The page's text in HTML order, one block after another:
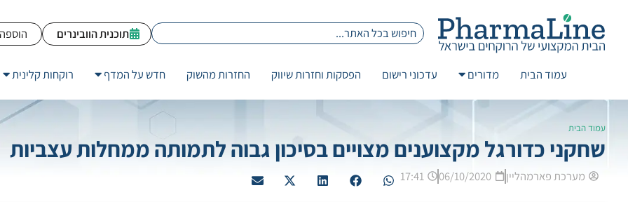
תוכנית הוובינרים
עמוד הבית מדורים עדכוני רישום הפסקות וחזרות שיווק החזרות מהשוק חדש על המדף רוקחות קלינית
עמוד הבית
שחקני כדורגל מקצוענים מצויים בסיכון גבוה לתמותה ממחלות עצביות
מערכת פארמהליין 06/10/2020
17:41